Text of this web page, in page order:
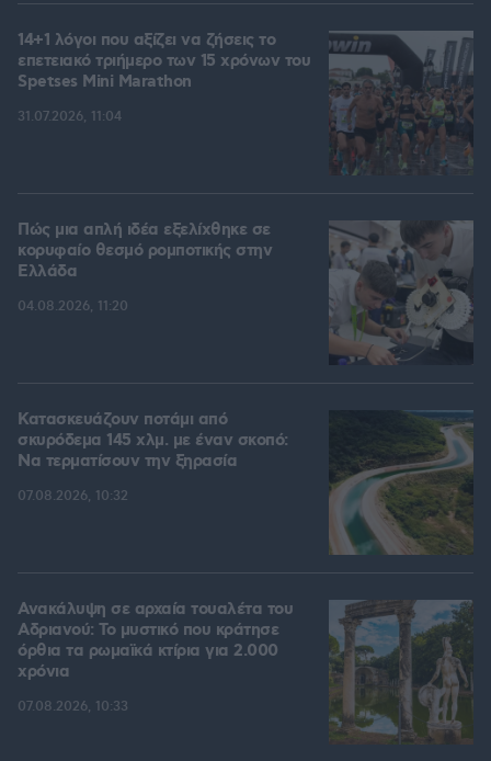
14+1 λόγοι που αξίζει να ζήσεις το
επετειακό τριήμερο των 15 χρόνων του
Spetses Mini Marathon
31.07.2026, 11:04
Πώς μια απλή ιδέα εξελίχθηκε σε
κορυφαίο θεσμό ρομποτικής στην
Ελλάδα
04.08.2026, 11:20
Κατασκευάζουν ποτάμι από
σκυρόδεμα 145 χλμ. με έναν σκοπό:
Να τερματίσουν την ξηρασία
07.08.2026, 10:32
Ανακάλυψη σε αρχαία τουαλέτα του
Αδριανού: Το μυστικό που κράτησε
όρθια τα ρωμαϊκά κτίρια για 2.000
χρόνια
07.08.2026, 10:33